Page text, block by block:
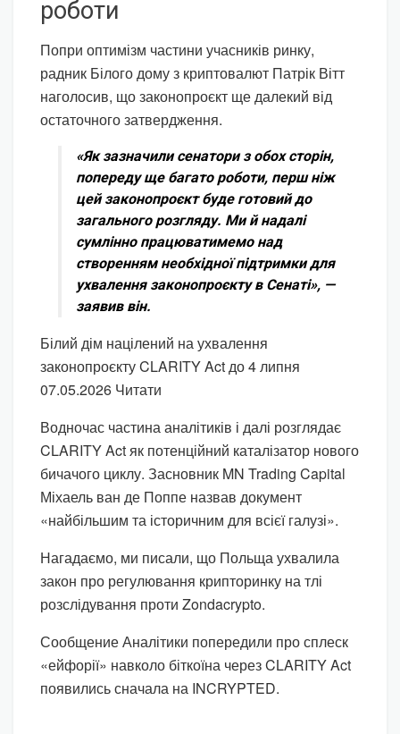
роботи
Попри оптимізм частини учасників ринку,
радник Білого дому з криптовалют Патрік Вітт
наголосив, що законопроєкт ще далекий від
остаточного затвердження.
«Як зазначили сенатори з обох сторін,
попереду ще багато роботи, перш ніж
цей законопроєкт буде готовий до
загального розгляду. Ми й надалі
сумлінно працюватимемо над
створенням необхідної підтримки для
ухвалення законопроєкту в Сенаті», —
заявив він.
Білий дім націлений на ухвалення
законопроєкту CLARITY Act до 4 липня
07.05.2026 Читати
Водночас частина аналітиків і далі розглядає
CLARITY Act як потенційний каталізатор нового
бичачого циклу. Засновник MN Trading Capital
Міхаель ван де Поппе назвав документ
«найбільшим та історичним для всієї галузі».
Нагадаємо, ми писали, що Польща ухвалила
закон про регулювання крипторинку на тлі
розслідування проти Zondacrypto.
Сообщение Аналітики попередили про сплеск
«ейфорії» навколо біткоїна через CLARITY Act
появились сначала на INCRYPTED.